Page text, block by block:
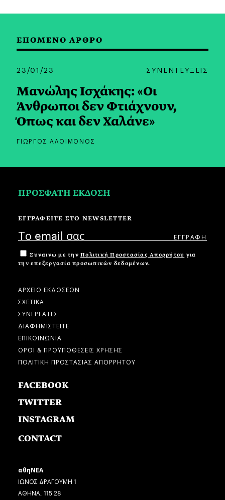
ΕΠΟΜΕΝΟ ΑΡΘΡΟ
23/01/23 ΣΥΝΕΝΤΕΥΞΕΙΣ
Μανώλης Ισχάκης: «Οι
Άνθρωποι δεν Φτιάχνουν,
Όπως και δεν Χαλάνε»
ΓΙΩΡΓΟΣ ΑΛΟΙΜΟΝΟΣ
ΠΡΟΣΦΑΤΗ ΕΚΔΟΣΗ
ΕΓΓΡΑΦΕΙΤΕ ΣΤΟ NEWSLETTER
Συναινώ με την Πολιτική Προστασίας Απορρήτου για
την επεξεργασία προσωπικών δεδομένων.
ΑΡΧΕΙΟ ΕΚΔΟΣΕΩΝ
ΣΧΕΤΙΚΑ
ΣΥΝΕΡΓΑΤΕΣ
ΔΙΑΦΗΜΙΣΤΕΙΤΕ
ΕΠΙΚΟΙΝΩΝΙΑ
ΟΡΟΙ & ΠΡΟΫΠΟΘΕΣΕΙΣ ΧΡΗΣΗΣ
ΠΟΛΙΤΙΚΗ ΠΡΟΣΤΑΣΙΑΣ ΑΠΟΡΡΗΤΟΥ
FACEBOOK
TWITTER
INSTAGRAM
CONTACT
αθηΝΕΑ
ΙΩΝΟΣ ΔΡΑΓΟΥΜΗ 1
ΑΘΗΝΑ, 115 28